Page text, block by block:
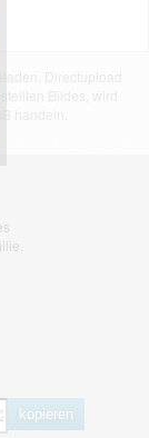
Directupload
Bildes, wird
handeln.
kopieren